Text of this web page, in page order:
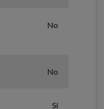
No
No
Sí